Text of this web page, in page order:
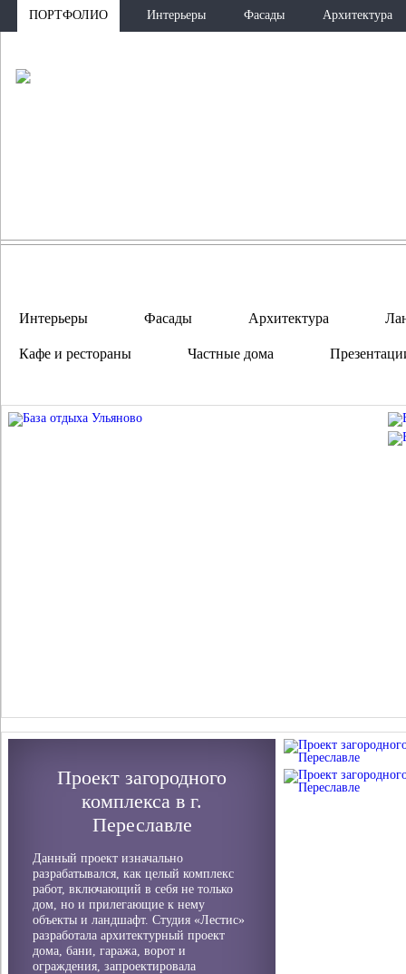
ПОРТФОЛИО Интерьеры Фасады Архитектура
Интерьеры Фасады Архитектура
Кафе и рестораны Частные дома
Проект загородного
комплекса в г.
Переславле
Данный проект изначально
разрабатывался, как целый комплекс
работ, включающий в себя не только
дом, но и прилегающие к нему
объекты и ландшафт. Студия «Лестис»
разработала архитектурный проект
дома, бани, гаража, ворот и
ограждения, запроектировала